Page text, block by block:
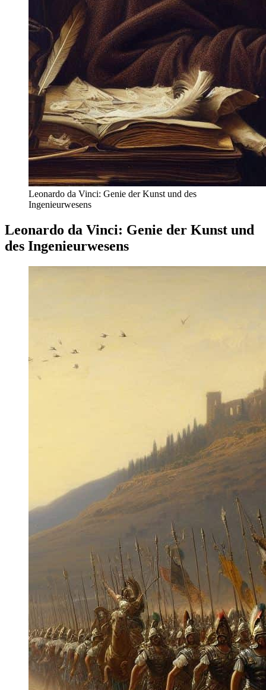
Leonardo da Vinci: Genie der Kunst und des
Ingenieurwesens
Leonardo da Vinci: Genie der Kunst und
des Ingenieurwesens